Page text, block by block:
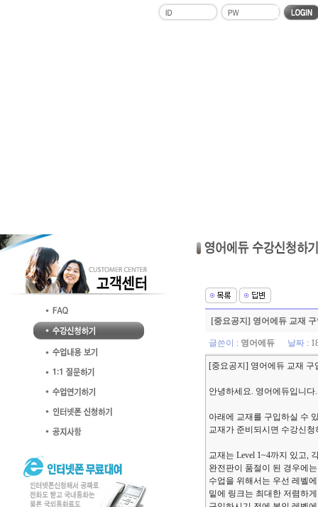
[중요공지] 영어에듀 교재
글쓴이 : 영어에듀 날짜 :
[중요공지] 영어에듀 교재 구
안녕하세요. 영어에듀입니다.
아래에 교재를 구입하실 수
교재가 준비되시면 수강신
교재는 Level 1~4까지 있고,
완전판이 품절이 된 경우에
수업을 위해서는 우선 레벨
밑에 링크는 최대한 저렴하